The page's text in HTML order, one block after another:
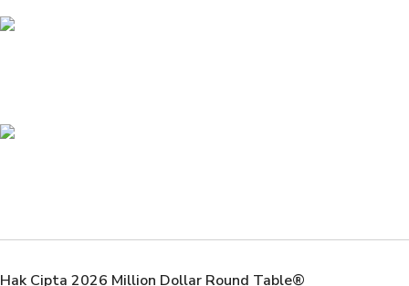
Hak Cipta 2026 Million Dollar Round Table®